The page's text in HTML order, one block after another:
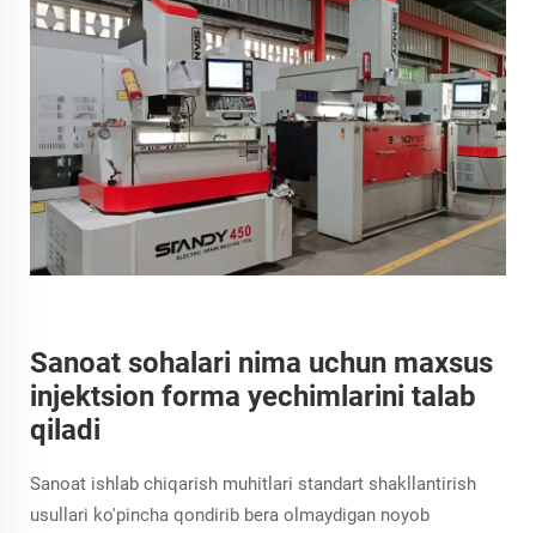
Sanoat sohalari nima uchun maxsus
injektsion forma yechimlarini talab
qiladi
Sanoat ishlab chiqarish muhitlari standart shakllantirish
usullari ko'pincha qondirib bera olmaydigan noyob